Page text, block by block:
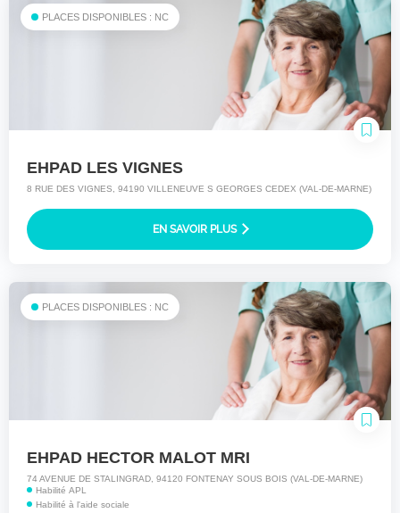
PLACES DISPONIBLES : NC
EHPAD LES VIGNES
8 RUE DES VIGNES, 94190 VILLENEUVE S GEORGES CEDEX (VAL-DE-MARNE)
EN SAVOIR PLUS
PLACES DISPONIBLES : NC
EHPAD HECTOR MALOT MRI
74 AVENUE DE STALINGRAD, 94120 FONTENAY SOUS BOIS (VAL-DE-MARNE)
Habilité APL
Habilité à l'aide sociale